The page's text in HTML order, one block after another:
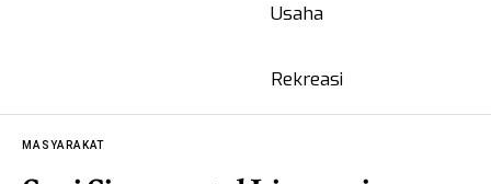
Usaha
Rekreasi
MASYARAKAT